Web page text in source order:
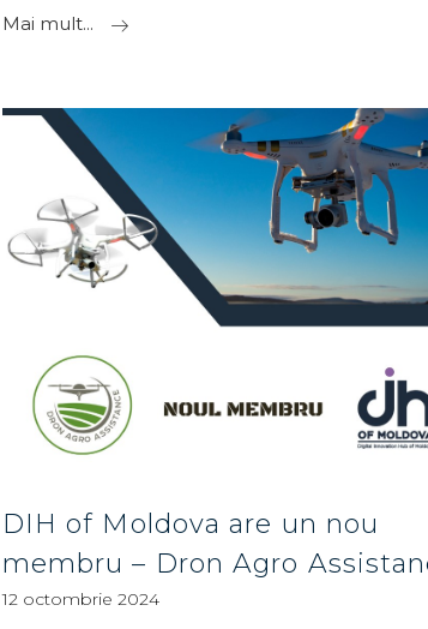
Mai mult...
DIH of Moldova are un nou
membru – Dron Agro
12 octombrie 2024